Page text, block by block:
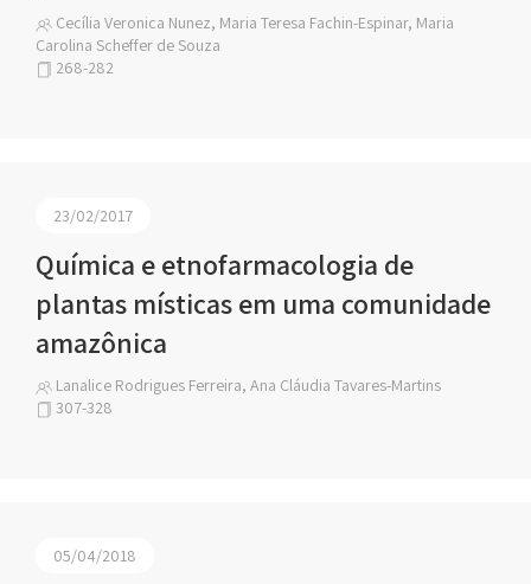
Cecília Veronica Nunez, Maria Teresa Fachin-Espinar, Maria
Carolina Scheffer de Souza
268-282
23/02/2017
Química e etnofarmacologia de
plantas místicas em uma comunidade
amazônica
Lanalice Rodrigues Ferreira, Ana Cláudia Tavares-Martins
307-328
05/04/2018